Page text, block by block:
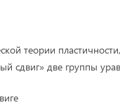
теории
сдвиг» две группы